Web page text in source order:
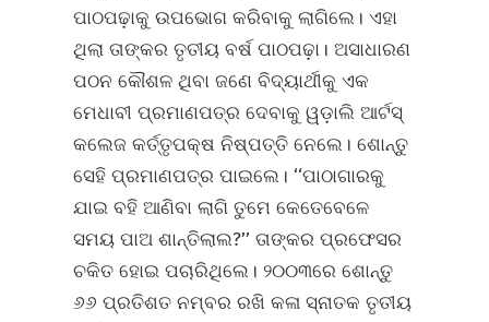
ପାଠପଢ଼ାକୁ ଉପଭୋଗ କରିବାକୁ ଲାଗିଲେ। ଏହା
ଥିଲା ତାଙ୍କର ତୃତୀୟ ବର୍ଷ ପାଠପଢ଼ା। ଅସାଧାରଣ
ପଠନ କୌଶଳ ଥିବା ଜଣେ ବିଦ୍ୟାର୍ଥୀକୁ ଏକ
ମେଧାବୀ ପ୍ରମାଣପତ୍ର ଦେବାକୁ ୱଡ଼ାଲି ଆର୍ଟସ୍‌
କଲେଜ କର୍ତ୍ତୃପକ୍ଷ ନିଷ୍ପତ୍ତି ନେଲେ। ଶୋନ୍ତୁ
ସେହି ପ୍ରମାଣପତ୍ର ପାଇଲେ। ‘‘ପାଠାଗାରକୁ
ଯାଇ ବହି ଆଣିବା ଲାଗି ତୁମେ କେତେବେଳେ
ସମୟ ପାଅ ଶାନ୍ତିଲାଲ?’’ ତାଙ୍କର ପ୍ରଫେସର
ଚକିତ ହୋଇ ପଚାରିଥିଲେ। ୨୦୦୩ରେ ଶୋନ୍ତୁ
୬୬ ପ୍ରତିଶତ ନମ୍ବର ରଖି କଳା ସ୍ନାତକ ତୃତୀୟ